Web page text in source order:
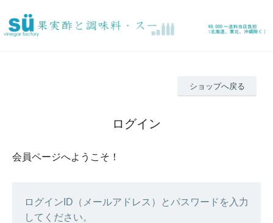
ショップへ戻る
ログイン
会員ページへようこそ！
ログインID（メールアドレス）とパスワードを入力
してください。